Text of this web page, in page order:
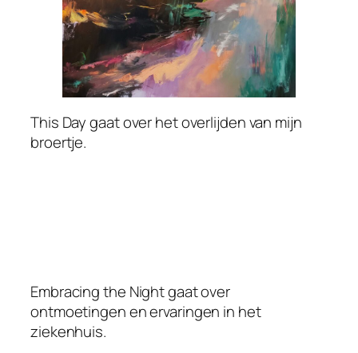
This Day gaat over het overlijden van mijn
broertje.
Embracing the Night gaat over
ontmoetingen en ervaringen in het
ziekenhuis.